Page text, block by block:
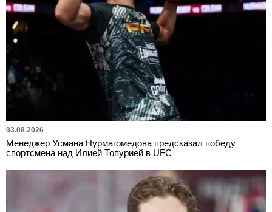
03.08.2026
Менеджер Усмана Нурмагомедова предсказал победу
спортсмена над Илией Топурией в UFC